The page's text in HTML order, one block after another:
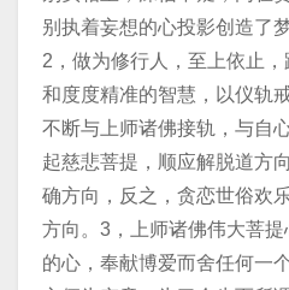
别执着妄想的心投影创造了
2，做为修行人，至上依止
和度度精准的智慧，以仪轨
不断与上师诸佛接轨，与自
起慈悲菩提，顺应解脱道方
确方向，反之，贪恋世俗欢
方向。3，上师诸佛伟大菩
的心，奉献博爱而舍任何一